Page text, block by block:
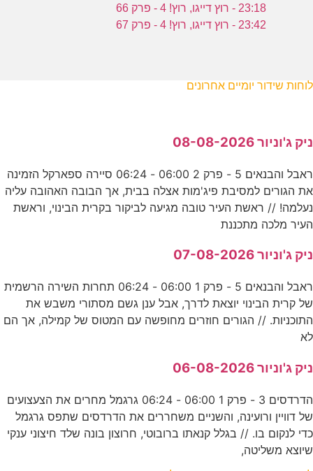
23:18 - רוץ דייגו, רוץ! 4 - פרק 66
23:42 - רוץ דייגו, רוץ! 4 - פרק 67
לוחות שידור יומיים אחרונים
ניק ג'וניור 08-08-2026
ראבל והבנאים 5 - פרק 2 06:00 - 06:24 סיירה ספארקל הזמינה
את הגורים למסיבת פיג'מות אצלה בבית, אך הבובה האהובה עליה
נעלמה! // ראשת העיר טובה מגיעה לביקור בקרית הבינוי, וראשת
העיר מלכה מתכננת
ניק ג'וניור 07-08-2026
ראבל והבנאים 5 - פרק 1 06:00 - 06:24 תחרות השירה הרשמית
של קרית הבינוי יוצאת לדרך, אבל ענן גשם מסתורי משבש את
התוכניות. // הגורים חוזרים מחופשה עם המטוס של קמילה, אך הם
לא
ניק ג'וניור 06-08-2026
הדרדסים 3 - פרק 1 06:00 - 06:24 גרגמל מחרים את הצעצועים
של דוויין ורועינה, והשניים משחררים את הדרדסים שתפס גרגמל
כדי לנקום בו. // בגלל קנאתו ברובוטי, חרוצון בונה שלד חיצוני ענקי
שיוצא משליטה,